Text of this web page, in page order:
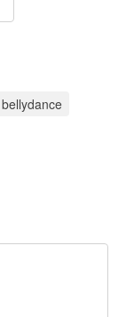
bellydance